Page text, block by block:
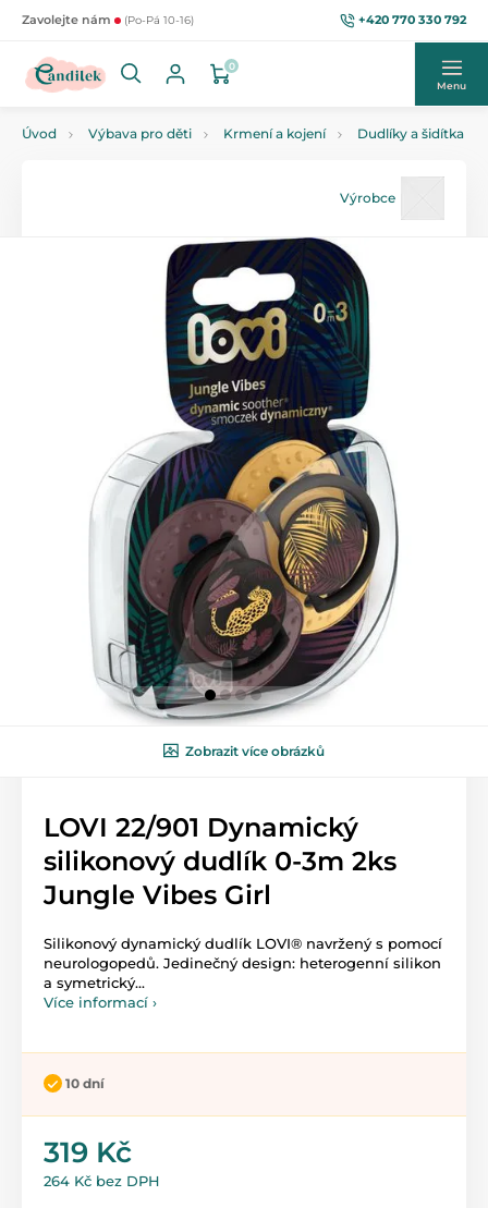
Zavolejte nám (Po-Pá 10-16) +420 770 330 792
0
Menu
Úvod Výbava pro děti Krmení a kojení Dudlíky a šidítka
Výrobce
Zobrazit více obrázků
LOVI 22/901 Dynamický
silikonový dudlík 0-3m 2ks
Jungle Vibes Girl
Silikonový dynamický dudlík LOVI® navržený s pomocí
neurologopedů. Jedinečný design: heterogenní silikon
a symetrický...
Více informací ›
10 dní
319 Kč
264 Kč bez DPH